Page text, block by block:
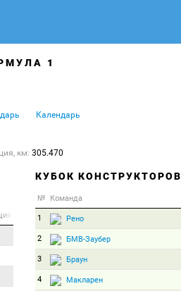
1
Календарь
км: 305.470
КУБОК КОНСТРУКТОРОВ
№ Команда
1 Рено
2 БМВ-Заубер
3 Браун
4 Макларен